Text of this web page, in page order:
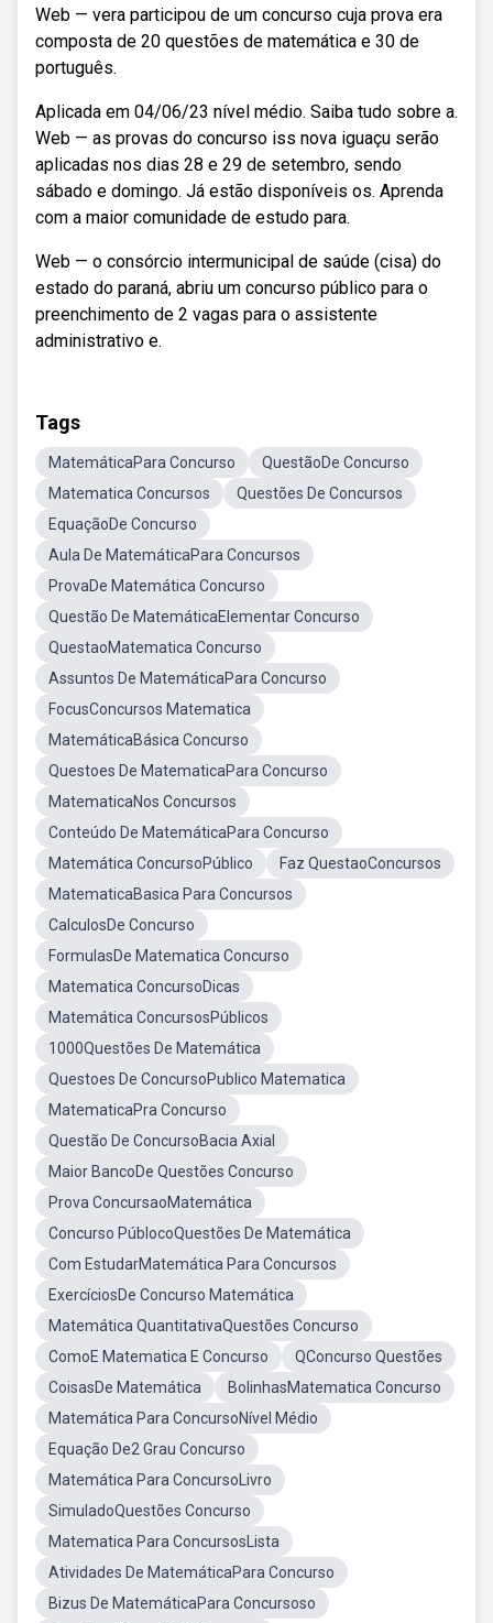
Web — vera participou de um concurso cuja prova era
composta de 20 questões de matemática e 30 de
português.
Aplicada em 04/06/23 nível médio. Saiba tudo sobre a.
Web — as provas do concurso iss nova iguaçu serão
aplicadas nos dias 28 e 29 de setembro, sendo
sábado e domingo. Já estão disponíveis os. Aprenda
com a maior comunidade de estudo para.
Web — o consórcio intermunicipal de saúde (cisa) do
estado do paraná, abriu um concurso público para o
preenchimento de 2 vagas para o assistente
administrativo e.
Tags
MatemáticaPara Concurso
QuestãoDe Concurso
Matematica Concursos
Questões De Concursos
EquaçãoDe Concurso
Aula De MatemáticaPara Concursos
ProvaDe Matemática Concurso
Questão De MatemáticaElementar Concurso
QuestaoMatematica Concurso
Assuntos De MatemáticaPara Concurso
FocusConcursos Matematica
MatemáticaBásica Concurso
Questoes De MatematicaPara Concurso
MatematicaNos Concursos
Conteúdo De MatemáticaPara Concurso
Matemática ConcursoPúblico
Faz QuestaoConcursos
MatematicaBasica Para Concursos
CalculosDe Concurso
FormulasDe Matematica Concurso
Matematica ConcursoDicas
Matemática ConcursosPúblicos
1000Questões De Matemática
Questoes De ConcursoPublico Matematica
MatematicaPra Concurso
Questão De ConcursoBacia Axial
Maior BancoDe Questões Concurso
Prova ConcursaoMatemática
Concurso PúblocoQuestões De Matemática
Com EstudarMatemática Para Concursos
ExercíciosDe Concurso Matemática
Matemática QuantitativaQuestões Concurso
ComoE Matematica E Concurso
QConcurso Questões
CoisasDe Matemática
BolinhasMatematica Concurso
Matemática Para ConcursoNível Médio
Equação De2 Grau Concurso
Matemática Para ConcursoLivro
SimuladoQuestões Concurso
Matematica Para ConcursosLista
Atividades De MatemáticaPara Concurso
Bizus De MatemáticaPara Concursoso